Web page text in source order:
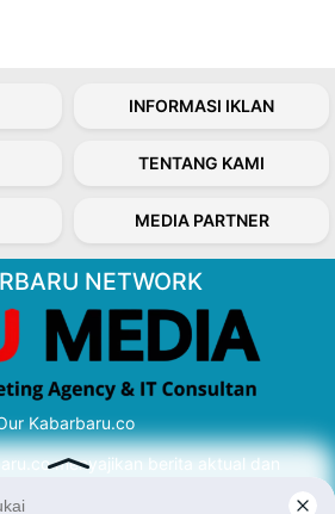
INFORMASI IKLAN
TENTANG KAMI
MEDIA PARTNER
NETWORK
Kabarbaru.co
menyajikan berita aktual dan
dari sumber yang tepat.